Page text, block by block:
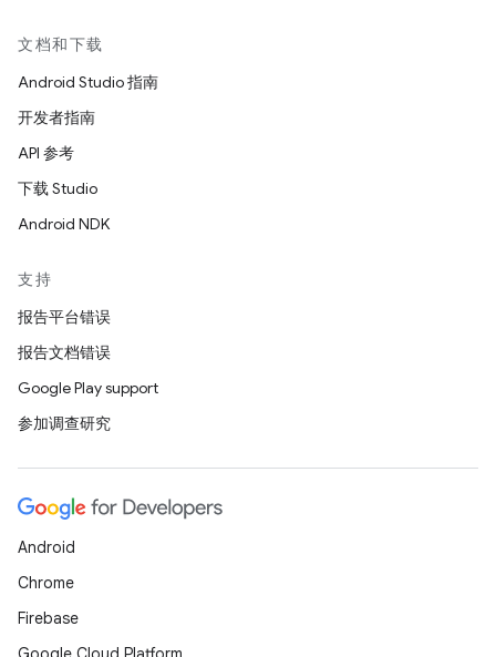
文档和下载
Android Studio 指南
开发者指南
API 参考
下载 Studio
Android NDK
支持
报告平台错误
报告文档错误
Google Play support
参加调查研究
Android
Chrome
Firebase